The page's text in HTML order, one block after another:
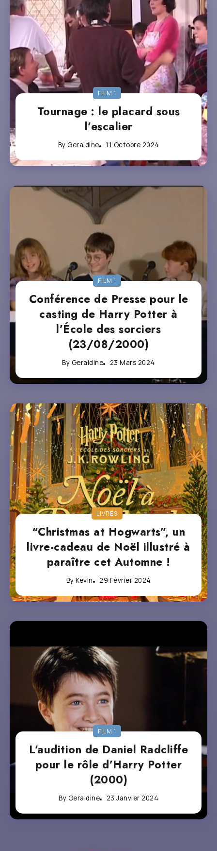
FILM 1
Tournage : le placard sous
l’escalier
By Geraldine 11 Octobre 2024
FILM 1
Conférence de Presse pour le
casting de Harry Potter à
l’École des sorciers
(23/08/2000)
By Geraldine 23 Mars 2024
LIVRES
“Christmas at Hogwarts”, un
livre-cadeau de Noël illustré à
paraître cet Automne !
By Kevin 29 Février 2024
FILM 1
L’audition de Daniel Radcliffe
pour le rôle d’Harry Potter
(2000)
By Geraldine 23 Janvier 2024